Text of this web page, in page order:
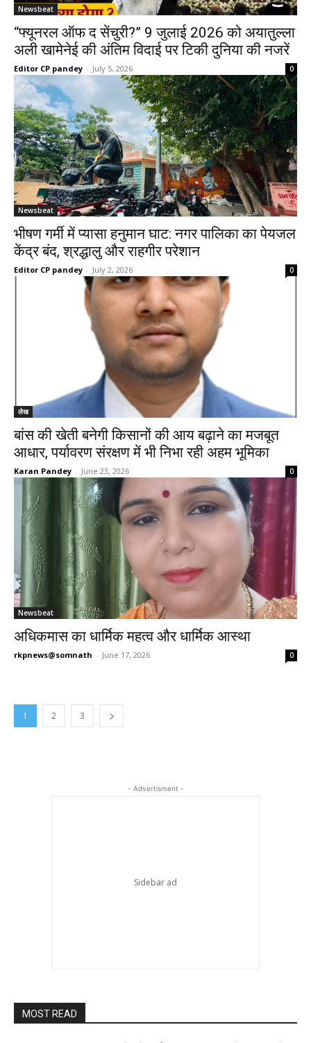
Newsbeat
“फ्यूनरल ऑफ द सेंचुरी?” 9 जुलाई 2026 को अयातुल्ला
अली खामेनेई की अंतिम विदाई पर टिकी दुनिया की नजरें
Editor CP pandey - July 5, 2026 0
Newsbeat
भीषण गर्मी में प्यासा हनुमान घाट: नगर पालिका का पेयजल
केंद्र बंद, श्रद्धालु और राहगीर परेशान
Editor CP pandey - July 2, 2026 0
लेख
बांस की खेती बनेगी किसानों की आय बढ़ाने का मजबूत
आधार, पर्यावरण संरक्षण में भी निभा रही अहम भूमिका
Karan Pandey - June 23, 2026 0
Newsbeat
अधिकमास का धार्मिक महत्व और धार्मिक आस्था
rkpnews@somnath - June 17, 2026 0
1 2 3
- Advertisment -
MOST READ